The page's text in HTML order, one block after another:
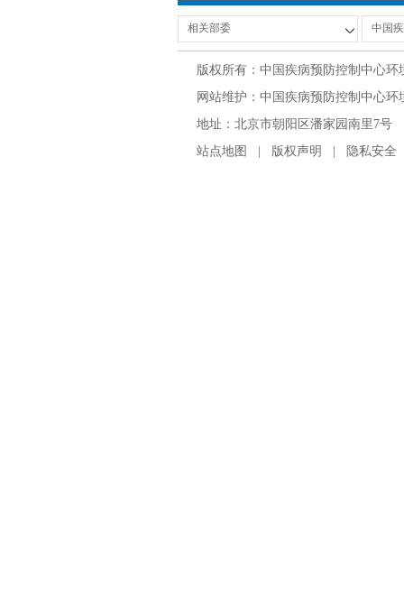
版权所有：中国疾病预防控制中心环
网站维护：中国疾病预防控制中心
地址：北京市朝阳区潘家园南里7号
站点地图
版权声明 隐私安全